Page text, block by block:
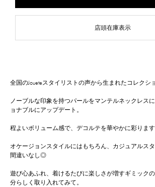
店頭在庫表示
全国のJoueteスタイリストの声から生まれたコレクショ
ノーブルな印象を持つパールをマンテルネックレス
ョナブルにアップデート。
程よいボリューム感で、デコルテを華やかに彩ります
オケージョンスタイルにはもちろん、カジュアルス
間違いなし◎
遊び心あふれ、着けるたびに楽しさが増すギミック
分らしく取り入れてみて。